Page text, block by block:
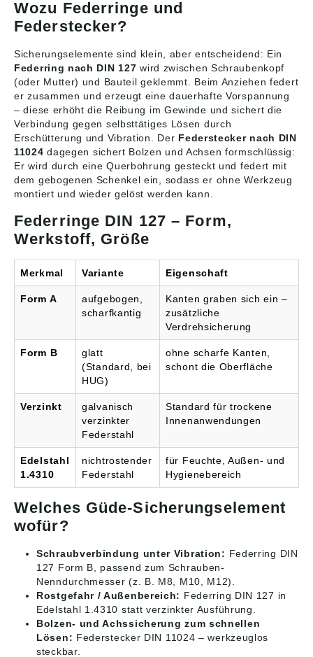
Wozu Federringe und
Federstecker?
Sicherungselemente sind klein, aber entscheidend: Ein
Federring nach DIN 127 wird zwischen Schraubenkopf
(oder Mutter) und Bauteil geklemmt. Beim Anziehen federt
er zusammen und erzeugt eine dauerhafte Vorspannung
– diese erhöht die Reibung im Gewinde und sichert die
Verbindung gegen selbsttätiges Lösen durch
Erschütterung und Vibration. Der Federstecker nach DIN
11024 dagegen sichert Bolzen und Achsen formschlüssig:
Er wird durch eine Querbohrung gesteckt und federt mit
dem gebogenen Schenkel ein, sodass er ohne Werkzeug
montiert und wieder gelöst werden kann.
Federringe DIN 127 – Form,
Werkstoff, Größe
Merkmal Variante Eigenschaft
Form A
aufgebogen,
scharfkantig
Kanten graben sich ein –
zusätzliche
Verdrehsicherung
Form B
glatt
(Standard, bei
HUG)
ohne scharfe Kanten,
schont die Oberfläche
Verzinkt
galvanisch
verzinkter
Federstahl
Standard für trockene
Innenanwendungen
Edelstahl
1.4310
nichtrostender
Federstahl
für Feuchte, Außen- und
Hygienebereich
Welches Güde-Sicherungselement
wofür?
Schraubverbindung unter Vibration: Federring DIN
127 Form B, passend zum Schrauben-
Nenndurchmesser (z. B. M8, M10, M12).
Rostgefahr / Außenbereich: Federring DIN 127 in
Edelstahl 1.4310 statt verzinkter Ausführung.
Bolzen- und Achssicherung zum schnellen
Lösen: Federstecker DIN 11024 – werkzeuglos
steckbar.